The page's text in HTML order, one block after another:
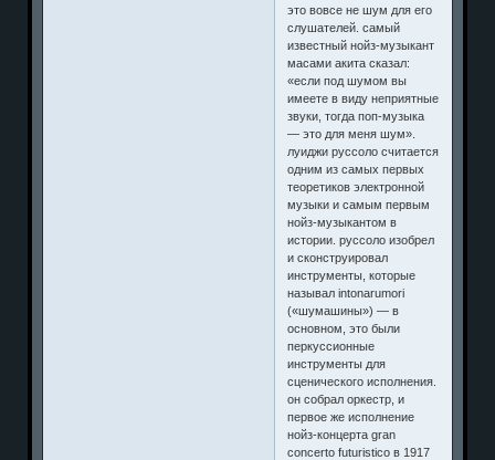
это вовсе не шум для его
слушателей. самый
известный нойз-музыкант
масами акита сказал:
«если под шумом вы
имеете в виду неприятные
звуки, тогда поп-музыка
— это для меня шум».
луиджи руссоло считается
одним из самых первых
теоретиков электронной
музыки и самым первым
нойз-музыкантом в
истории. руссоло изобрел
и сконструировал
инструменты, которые
называл intonarumori
(«шумашины») — в
основном, это были
перкуссионные
инструменты для
сценического исполнения.
он собрал оркестр, и
первое же исполнение
нойз-концерта gran
concerto futuristico в 1917